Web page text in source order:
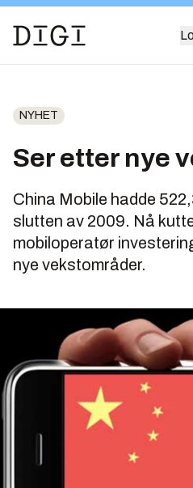
NYHET
Ser etter nye
China Mobile hadde
slutten av 2009. Nå
mobiloperatør
nye vekstområder.